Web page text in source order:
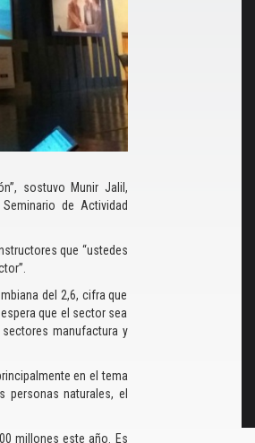
sostuvo Munir Jalil,
de Actividad
que “ustedes
del 2,6, cifra que
que el sector sea
manufactura y
en el tema
personas naturales, el
millones este año. Es